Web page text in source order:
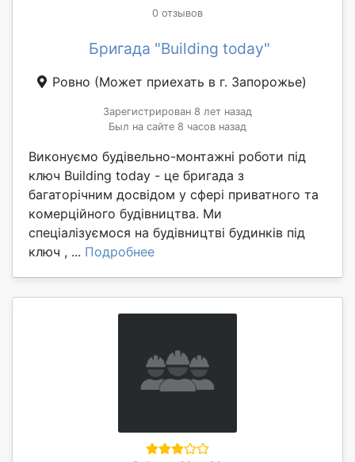
0 отзывов
Бригада "Building today"
Ровно (Может приехать в г. Запорожье)
Зарегистрирован 8 лет назад
Был на сайте 8 часов назад
Виконуємо будівельно-монтажні роботи під
ключ Building today - це бригада з
багаторічним досвідом у сфері приватного та
комерційного будівництва. Ми
спеціалізуємося на будівництві будинків під
ключ , ... Подробнее